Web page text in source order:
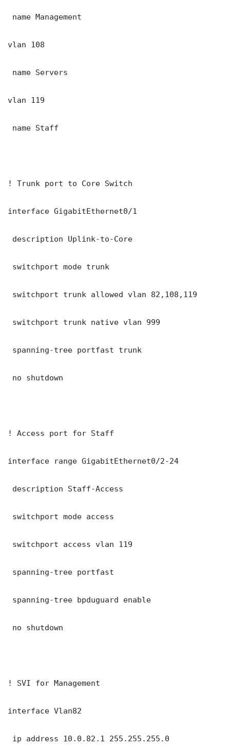
name Management
vlan 108
name Servers
vlan 119
name Staff
! Trunk port to Core Switch
interface GigabitEthernet0/1
description Uplink-to-Core
switchport mode trunk
switchport trunk allowed vlan 82,108,119
switchport trunk native vlan 999
spanning-tree portfast trunk
no shutdown
! Access port for Staff
interface range GigabitEthernet0/2-24
description Staff-Access
switchport mode access
switchport access vlan 119
spanning-tree portfast
spanning-tree bpduguard enable
no shutdown
! SVI for Management
interface Vlan82
ip address 10.0.82.1 255.255.255.0